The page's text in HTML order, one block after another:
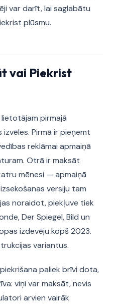
var darīt, lai saglabātu
plūsmu.
vai Piekrist
pirmajā
Pirmā ir pieņemt
reklāmai apmaiņā
Otrā ir maksāt
mēnesi — apmaiņā
versiju tam
noraidot, piekļuve tiek
Der Spiegel, Bild un
izdevēju kopš 2023.
variantus.
paliek brīvi dota,
viņi var maksāt, nevis
arvien vairāk